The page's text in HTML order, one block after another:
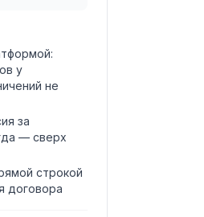
у
не
за
— сверх
строкой
договора